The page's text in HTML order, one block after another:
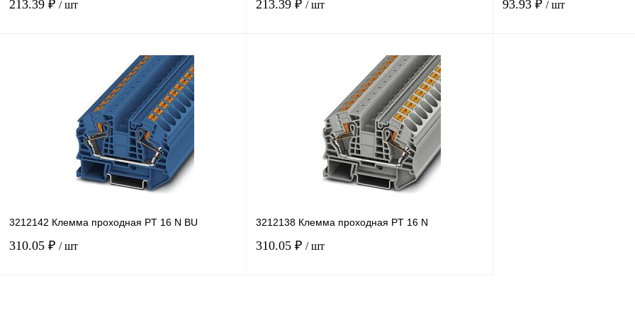
213.39 ₽ / шт
В корзину
Сравнение
наличии
213.39 ₽ / шт
В корзину
Сравнение
Под заказ
93.93 ₽ / шт
3212142 Клемма проходная PT 16 N BU
310.05 ₽ / шт
3212138 Клемма проходная PT 16 N
310.05 ₽ / шт